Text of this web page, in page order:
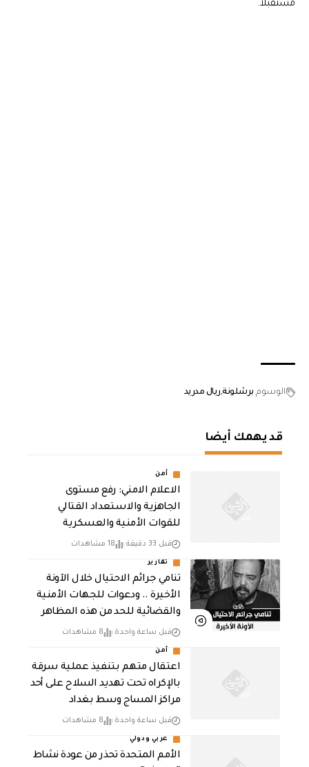
مستقبلا.
الوسوم برشلونة ريال مدريد
قد يهمك أيضا
أمن
الاعلام الامني: رفع مستوى
الجاهزية والاستعداد القتالي
للقوات الأمنية والعسكرية
قبل 33 دقيقة 18 مشاهدات
تقارير
تنامي جرائم الاحتيال خلال الآونة
الأخيرة .. ودعوات للجهات الأمنية
والقضائية للحد من هذه المظاهر
قبل ساعة واحدة 8 مشاهدات
أمن
اعتقال متهم بتنفيذ عملية سرقة
بالإكراه تحت تهديد السلاح على أحد
مراكز المساج وسط بغداد
قبل ساعة واحدة 8 مشاهدات
عربي ودولي
الأمم المتحدة تحذر من عودة نشاط